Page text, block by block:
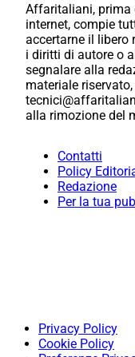
Affaritaliani, prima
internet, compie
accertarne il libero
i diritti di autore o
segnalare alla
materiale
alla rimozione del
Contatti
Policy
Redazione
Per la tua
Privacy Policy
Cookie Policy